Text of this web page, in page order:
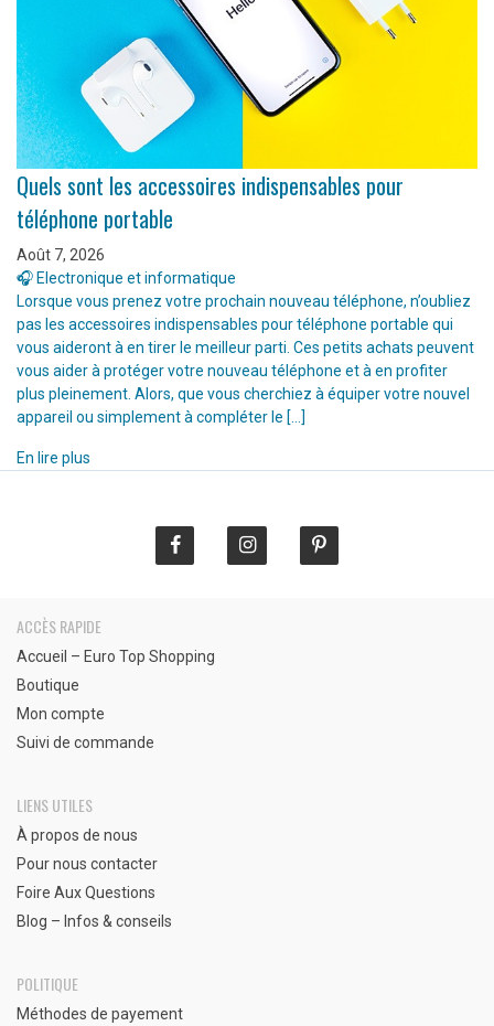
Quels sont les accessoires indispensables pour
téléphone portable
Août 7, 2026
🎧 Electronique et informatique
Lorsque vous prenez votre prochain nouveau téléphone, n’oubliez
pas les accessoires indispensables pour téléphone portable qui
vous aideront à en tirer le meilleur parti. Ces petits achats peuvent
vous aider à protéger votre nouveau téléphone et à en profiter
plus pleinement. Alors, que vous cherchiez à équiper votre nouvel
appareil ou simplement à compléter le […]
En lire plus
ACCÈS RAPIDE
Accueil – Euro Top Shopping
Boutique
Mon compte
Suivi de commande
LIENS UTILES
À propos de nous
Pour nous contacter
Foire Aux Questions
Blog – Infos & conseils
POLITIQUE
Méthodes de payement